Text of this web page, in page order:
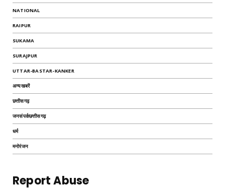
NATIONAL
RAIPUR
SUKAMA
SURAJPUR
UTTAR-BASTAR-KANKER
अन्यखबरें
छत्तीसगढ़
जनसंपर्कछत्तीसगढ़
धर्म
मनोरंजन
Report Abuse